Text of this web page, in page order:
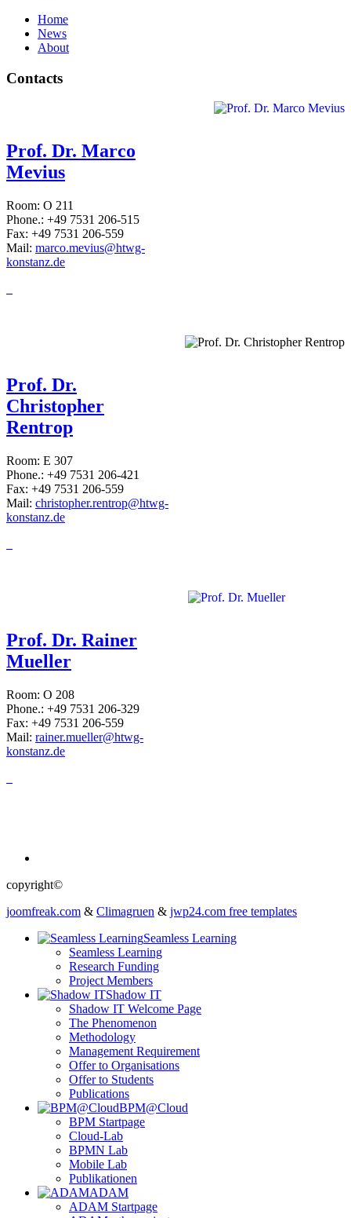
Home
News
About
Contacts
Prof. Dr. Marco
Mevius
Room: O 211
Phone.: +49 7531 206-515
Fax: +49 7531 206-559
Mail: marco.mevius@htwg-
konstanz.de
Prof. Dr.
Christopher
Rentrop
Room: E 307
Phone.: +49 7531 206-421
Fax: +49 7531 206-559
Mail: christopher.rentrop@htwg-
konstanz.de
Prof. Dr. Rainer
Mueller
Room: O 208
Phone.: +49 7531 206-329
Fax: +49 7531 206-559
Mail: rainer.mueller@htwg-
konstanz.de
copyright©
joomfreak.com & Climagruen & jwp24.com free templates
Seamless Learning
Seamless Learning
Research Funding
Project Members
Shadow IT
Shadow IT Welcome Page
The Phenomenon
Methodology
Management Requirement
Offer to Organisations
Offer to Students
Publications
BPM@Cloud
BPM Startpage
Cloud-Lab
BPMN Lab
Mobile Lab
Publikationen
ADAM
ADAM Startpage